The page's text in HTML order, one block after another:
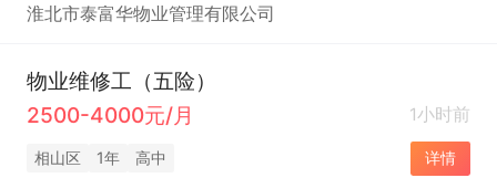
淮北市泰富华物业管理有限公司
物业维修工（五险）
2500-4000元/月
1小时前
相山区 1年 高中 详情